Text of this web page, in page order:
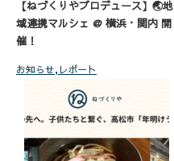
【ねづくりやプロデュース】🌏地
域連携マルシェ @ 横浜・関内 開
催！
お知らせ, レポート